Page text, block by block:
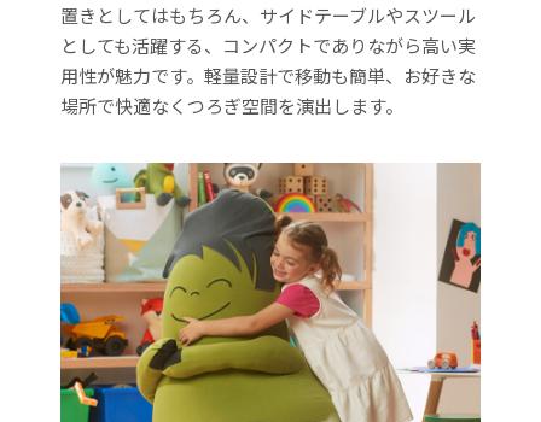
置きとしてはもちろん、サイドテーブルやスツール
としても活躍する、コンパクトでありながら高い実
用性が魅力です。軽量設計で移動も簡単、お好きな
場所で快適なくつろぎ空間を演出します。